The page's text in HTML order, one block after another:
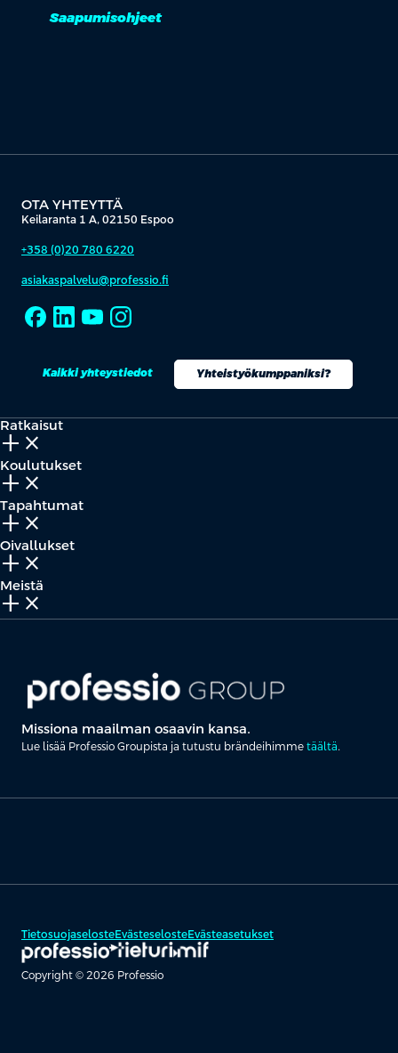
Saapumisohjeet
OTA YHTEYTTÄ
Keilaranta 1 A, 02150 Espoo
+358 (0)20 780 6220
asiakaspalvelu@professio.fi
Kaikki yhteystiedot Yhteistyökumppaniksi?
Ratkaisut
add_2 close
Koulutukset
add_2 close
Tapahtumat
add_2 close
Oivallukset
add_2 close
Meistä
add_2 close
Missiona maailman osaavin kansa.
Lue lisää Professio Groupista ja tutustu brändeihimme täältä.
TietosuojaselosteEvästeselosteEvästeasetukset
Copyright © 2026 Professio